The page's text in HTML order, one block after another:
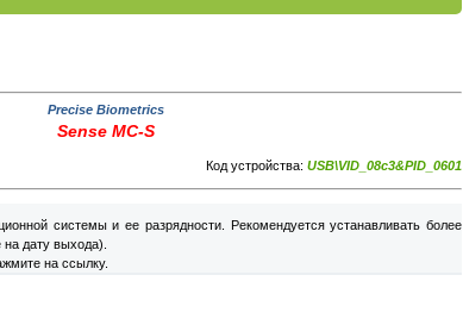
Precise Biometrics
Sense MC-S
Код устройства: USB\VID_08c3&PID_0601
системы и ее разрядности. Рекомендуется устанавливать более
дату выхода).
на ссылку.